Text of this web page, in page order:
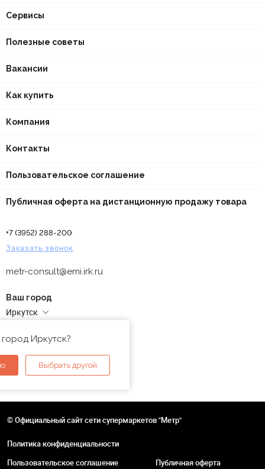
Сервисы
Полезные советы
Вакансии
Как купить
Компания
Контакты
Пользовательское соглашение
Публичная оферта на дистанционную продажу товара
+7 (3952) 288-200
Заказать звонок
metr-consult@emi.irk.ru
Ваш город
Иркутск
Иркутск?
Выбрать другой
© Официальный сайт сети супермаркетов "Метр"
Политика конфиденциальности
Пользовательское соглашение
Публичная оферта